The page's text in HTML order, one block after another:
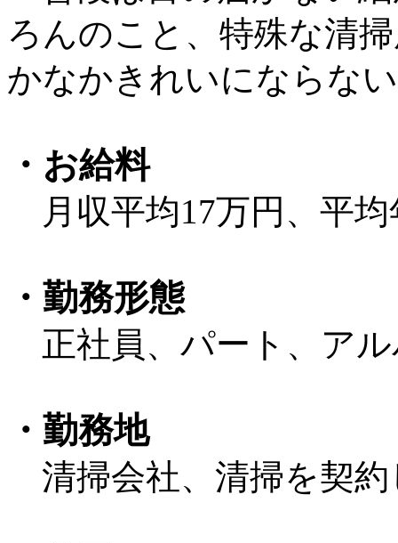
ろんのこと、特殊な清
かなかきれいにならな
・お給料
月収平均17万円、平均
・勤務形態
正社員、パート、ア
・勤務地
清掃会社、清掃を契約